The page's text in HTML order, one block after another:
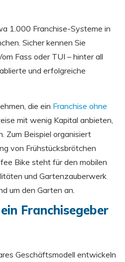
1.000 Franchise-Systeme in
Sicher kennen Sie
Fass oder TUI – hinter all
und erfolgreiche
die ein Franchise ohne
mit wenig Kapital anbieten,
Zum Beispiel organisiert
von Frühstücksbrötchen
Bike steht für den mobilen
und Gartenzauberwerk
um den Garten an.
Franchisegeber
Geschäftsmodell entwickeln